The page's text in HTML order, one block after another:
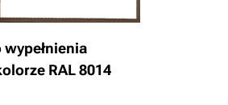
RAL 8014